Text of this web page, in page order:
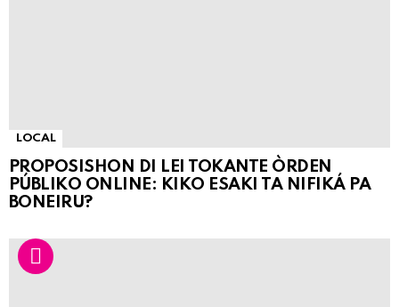
LOCAL
PROPOSISHON DI LEI TOKANTE ÒRDEN
PÚBLIKO ONLINE: KIKO ESAKI TA NIFIKÁ PA
BONEIRU?